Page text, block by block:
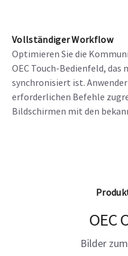
Vollständiger Workflow
Optimieren Sie die
OEC Touch-Bedienfeld, das
synchronisiert ist.
erforderlichen Befehle
Bildschirmen mit den
OEC
Bilder